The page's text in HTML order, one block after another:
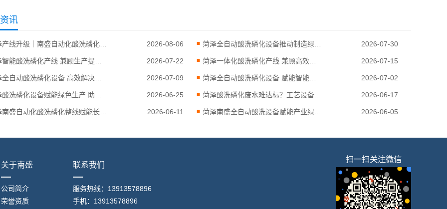
讯
2026-08-06 菏泽全自动酸洗磷化设备推动制造绿色转型 2026-07-30
2026-07-22 菏泽一体化酸洗磷化产线 兼顾高效生产与环保达标 2026-07-15
2026-07-09 菏泽全自动酸洗磷化设备 赋能智能绿色生产 2026-07-02
2026-06-25 菏泽酸洗磷化废水难达标？工艺设备一站式解决 2026-06-17
2026-06-11 菏泽南盛全自动酸洗设备赋能产业绿色升级 2026-06-05
关于南盛
公司简介
荣誉资质
联系我们
服务热线：13913578896
手机：13913578896
扫一扫关注微信